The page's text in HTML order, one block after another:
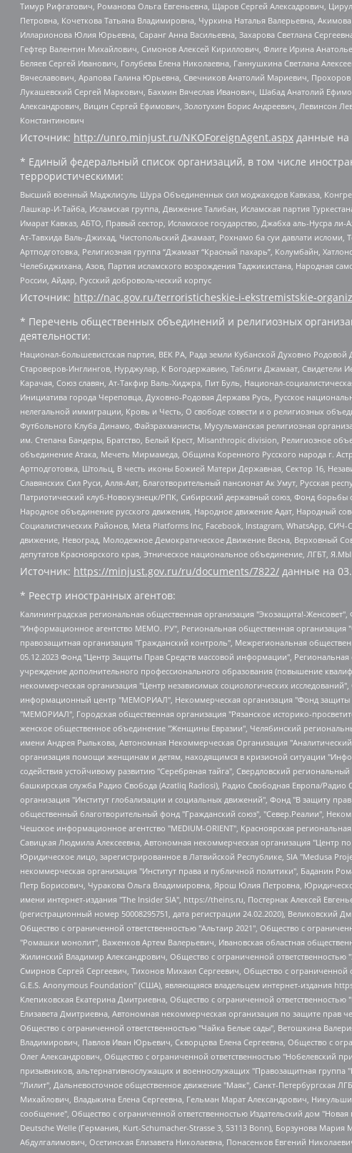
Тимур Рифгатович, Романова Ольга Евгеньевна, Щаров Сергей Алексадрович,
Петровна, Кочеткова Татьяна Владимировна, Чуркина Наталья Валерьевна,
Илларионова Юлия Юрьевна, Саранг Анна Васильевна, Захарова Светлана
Гефтер Валентин Михайлович, Симонов Алексей Кириллович, Флиге Ирина
Беляев Сергей Иванович, Голубева Елена Николаевна, Ганнушкина Светлана
Вячеславович, Арапова Галина Юрьевна, Свечников Анатолий Мариевич,
Лукашевский Сергей Маркович, Бахмин Вячеслав Иванович, Шабад Анатолий
Александрович, Вицин Сергей Ефимович, Золотухин Борис Андреевич, Левинсон
Константинович
Источник: http://unro.minjust.ru/NKOForeignAgent.aspx данные на
* Единый федеральный список организаций, в том числе
террористическими:
Высший военный Маджлисуль Шура Объединенных сил моджахедов Кавказа,
Лашкар-И-Тайба, Исламская группа, Движение Талибан, Исламская партия
Имарат Кавказ, АБТО, Правый сектор, Исламское государство, Джабха аль-Нусра
Ат-Тавхида Валь-Джихад, Чистопольский Джамаат, Рохнамо ба суи давлати
Артподготовка, Религиозная группа “Джамаат “Красный пахарь”, Колумбайн,
Челебиджихана, Азов, Партия исламского возрождения Таджикистана, Народная
России, Айдар, Русский добровольческий корпус
Источник: http://nac.gov.ru/terroristicheskie-i-ekstremistskie-
* Перечень общественных объединений и религиозных
деятельности:
Национал-большевистская партия, ВЕК РА, Рада земли Кубанской Духовно
Староверов-Инглингов, Нурджулар, К Богодержавию, Таблиги Джамаат, Свидетели
Карачая, Союз славян, Ат-Такфир Валь-Хиджра, Пит Буль, Национал-
Инициатива города Череповца, Духовно-Родовая Держава Русь, Русское
нелегальной иммиграции, Кровь и Честь, О свободе совести и о религиозных
Футбольного Клуба Динамо, Файзрахманисты, Мусульманская религиозная
им. Степана Бандеры, Братство, Белый Крест, Misanthropic division, Религиозное
объединение Атака, Мечеть Мирмамеда, Община Коренного Русского народа г.
Артподготовка, Штольц, В честь иконы Божией Матери Державная, Сектор 16,
Славянских Сил Руси, Алля-Аят, Благотворительный пансионат Ак Умут, Русская
Патриотический клуб-Новокузнецк/РПК, Сибирский державный союз, Фонд борьбы
Народное объединение русского движения, Народное движение Адат, Народный
Социалистических Районов, Meta Platforms Inc, Facebook, Instagram, WhatsApp,
движение, Невоград, Молодежное Демократическое Движение Весна, Верховный
депутатов Красноярского края, Этническое национальное объединение, ЛГБТ,
Источник: https://minjust.gov.ru/ru/documents/7822/ данные на
* Реестр иностранных агентов:
Калининградская региональная общественная организация "Экозащита!-Женсовет", Фонд содействия защите прав и свобод граждан "Общественный вердикт", Фонд "Институт Развития Свободы Информации", Частное учреждение "Информационное агентство МЕМО. РУ", Региональная общественная организация "Общественная комиссия по сохранению наследия академика Сахарова", Фонд поддержки свободы прессы, Санкт-Петербургская общественная правозащитная организация "Гражданский контроль", Межрегиональная общественная организация "Информационно-просветительский центр "Мемориал", Региональный Фонд "Центр Защиты Прав Средств Массовой Информации", с 05.12.2023 Фонд "Центр Защиты Прав Средств массовой информации", Региональная общественная благотворительная организация помощи беженцам и мигрантам "Гражданское содействие", Негосударственное образовательное учреждение дополнительного профессионального образования (повышение квалификации) специалистов "АКАДЕМИЯ ПО ПРАВАМ ЧЕЛОВЕКА", Свердловская региональная общественная организация "Сутяжник", Автономная некоммерческая организация "Центр независимых социологических исследований", Союз общественных объединений "Российский исследовательский центр по правам человека", Региональное общественное учреждение научно-информационный центр "МЕМОРИАЛ", Некоммерческая организация "Фонд защиты гласности", Автономная некоммерческая организация "Институт прав человека", Городская общественная организация "Екатеринбургское общество "МЕМОРИАЛ", Городская общественная организация "Рязанское историко-просветительское и правозащитное общество "Мемориал" (Рязанский Мемориал), Челябинский региональный орган общественной самодеятельности – женское общественное объединение "Женщины Евразии", Челябинский региональный орган общественной самодеятельности "Уральская правозащитная группа", Фонд содействия защите здоровья и социальной справедливости имени Андрея Рылькова, Автономная Некоммерческая Организация "Аналитический Центр Юрия Левады", Автономная некоммерческая организация социальной поддержки населения "Проект Апрель", Региональная общественная организация помощи женщинам и детям, находящимся в кризисной ситуации "Информационно-методический центр "Анна", Фонд содействия развитию массовых коммуникаций и правовому просвещению "Так-так-Так", Фонд содействия устойчивому развитию "Серебряная тайга", Свердловский региональный общественный фонд социальных проектов "Новое время", "Idel.Реалии", Кавказ.Реалии, Крым.Реалии, Телеканал Настоящее Время, Татаро-башкирская служба Радио Свобода (Azatliq Radiosi), Радио Свободная Европа/Радио Свобода (PCE/PC), "Сибирь.Реалии", "Фактограф", Благотворительный фонд помощи осужденным и их семьям, Автономная некоммерческая организация "Институт глобализации и социальных движений", Фонд "В защиту прав заключенных", Частное учреждение "Центр поддержки и содействия развитию средств массовой информации", Пензенский региональный общественный благотворительный фонд "Гражданский союз", "Север.Реалии", Некоммерческая организация Фонд "Правовая инициатива", Общество с ограниченной ответственностью "Радио Свободная Европа/Радио Свобода", Чешское информационное агентство "MEDIUM-ORIENT", Красноярская региональная общественная организация "Мы против СПИДа", Камалягин Денис Николаевич, Маркелов Сергей Евгеньевич, Пономарев Лев Александрович, Савицкая Людмила Алексеевна, Автономная некоммерческая организация "Центр по работе с проблемой насилия "НАСИЛИЮ.НЕТ", Межрегиональный профессиональный союз работников здравоохранения "Альянс врачей", Юридическое лицо, зарегистрированное в Латвийской Республике, SIA